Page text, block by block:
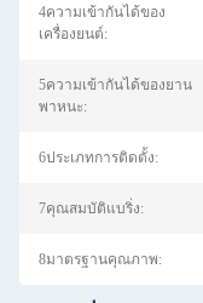
4ความเข้ากันได้ของ
เครื่องยนต์:
5ความเข้ากันได้ของยาน
พาหนะ:
6ประเภทการติดตั้ง:
7คุณสมบัติแบริ่ง:
8มาตรฐานคุณภาพ: